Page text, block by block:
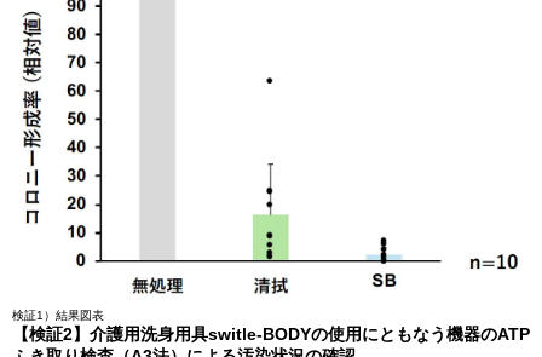
検証1）結果図表
【検証2】介護用洗身用具switle-BODYの使⽤にともなう機器のATP